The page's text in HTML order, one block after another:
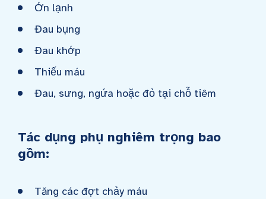
Ớn lạnh
Đau bụng
Đau khớp
Thiếu máu
Đau, sưng, ngứa hoặc đỏ tại chỗ tiêm
Tác dụng phụ nghiêm trọng bao
gồm:
Tăng các đợt chảy máu